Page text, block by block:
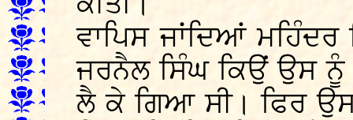
ਵਾਪਿਸ ਜਾਂਦਿਆਂ ਮਹਿੰਦਰ
ਜਰਨੈਲ ਸਿੰਘ ਕਿਉਂ ਉਸ ਨੂੰ
ਲੈ ਕੇ ਗਿਆ ਸੀ। ਫਿਰ